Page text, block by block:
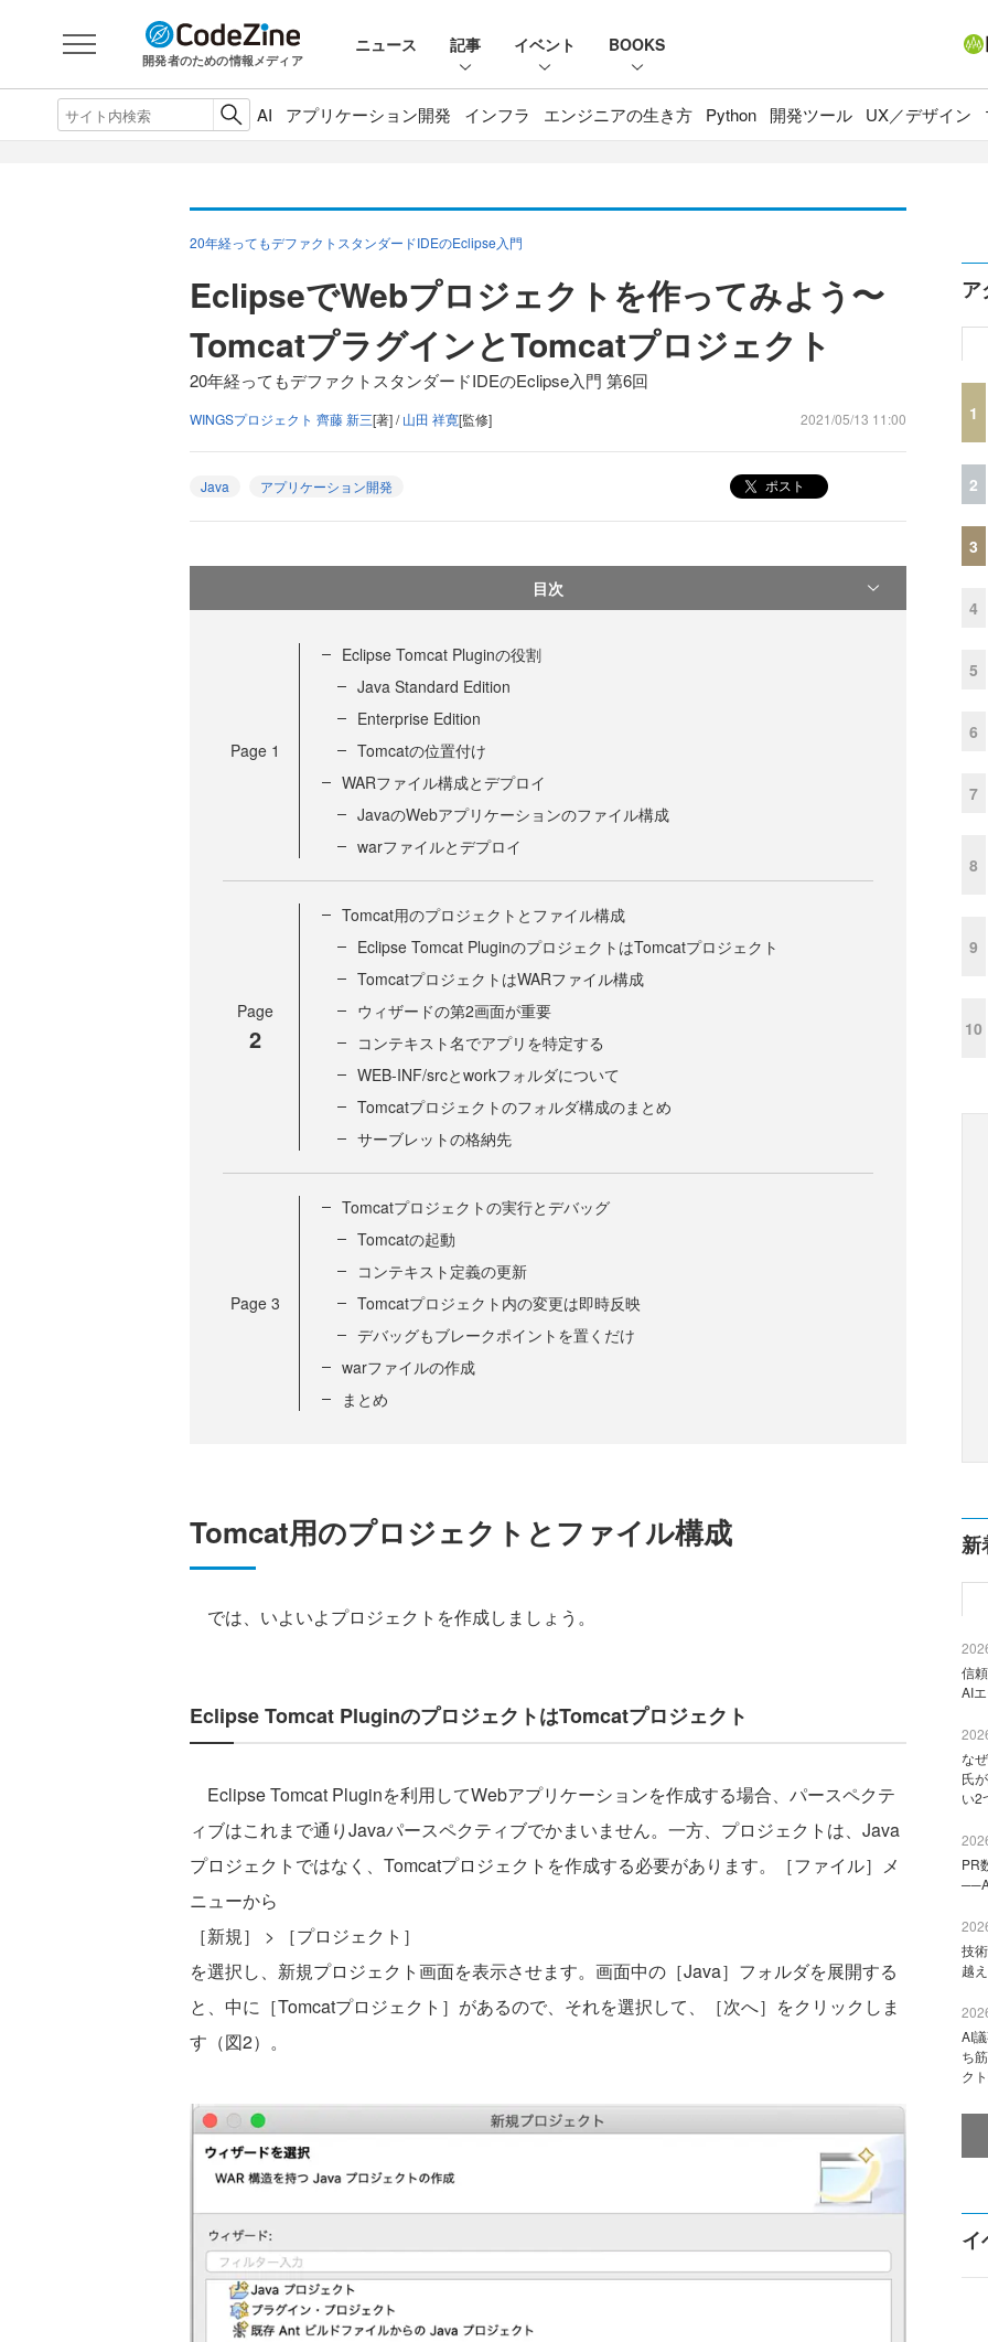
開発者のための情報メディア
ニュース 記事 イベント BOOKS
AI アプリケーション開発 インフラ エンジニアの生き方 Python 開発ツール UX／デザイン
20年経ってもデファクトスタンダードIDEのEclipse入門
EclipseでWebプロジェクトを作ってみよう〜
TomcatプラグインとTomcatプロジェクト
20年経ってもデファクトスタンダードIDEのEclipse入門 第6回
WINGSプロジェクト 齊藤 新三[著] /山田 祥寛[監修] 2021/05/13 11:00
Java アプリケーション開発 ポスト
目次
Page 1
Eclipse Tomcat Pluginの役割
Java Standard Edition
Enterprise Edition
Tomcatの位置付け
WARファイル構成とデプロイ
JavaのWebアプリケーションのファイル構成
warファイルとデプロイ
Page
2
Tomcat用のプロジェクトとファイル構成
Eclipse Tomcat PluginのプロジェクトはTomcatプロジェクト
TomcatプロジェクトはWARファイル構成
ウィザードの第2画面が重要
コンテキスト名でアプリを特定する
WEB-INF/srcとworkフォルダについて
Tomcatプロジェクトのフォルダ構成のまとめ
サーブレットの格納先
Page 3
Tomcatプロジェクトの実行とデバッグ
Tomcatの起動
コンテキスト定義の更新
Tomcatプロジェクト内の変更は即時反映
デバッグもブレークポイントを置くだけ
warファイルの作成
まとめ
Tomcat用のプロジェクトとファイル構成
では、いよいよプロジェクトを作成しましょう。
Eclipse Tomcat PluginのプロジェクトはTomcatプロジェクト
Eclipse Tomcat Pluginを利用してWebアプリケーションを作成する場合、パースペクテ
ィブはこれまで通りJavaパースペクティブでかまいません。一方、プロジェクトは、Java
プロジェクトではなく、Tomcatプロジェクトを作成する必要があります。［ファイル］メ
ニューから
［新規］ > ［プロジェクト］
を選択し、新規プロジェクト画面を表示させます。画面中の［Java］フォルダを展開する
と、中に［Tomcatプロジェクト］があるので、それを選択して、［次へ］をクリックしま
す（図2）。
ア
1
2
3
4
5
6
7
8
9
10
新
信
AI
な
氏
い2
PR
技
越
AI
ち
ク
イ